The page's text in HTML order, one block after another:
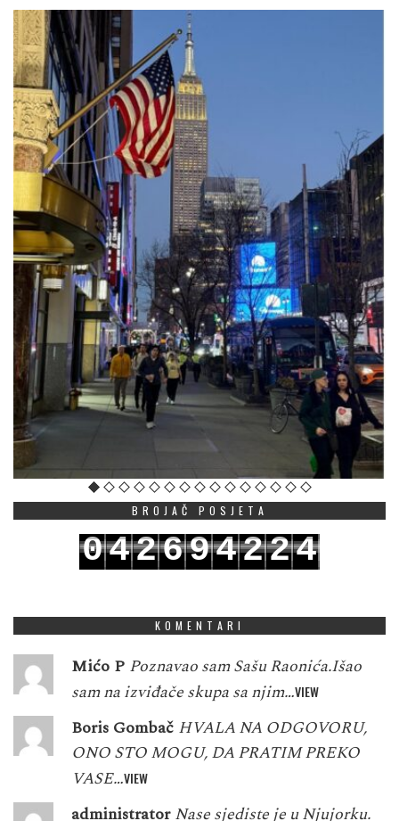
BROJAČ POSJETA
042694224
KOMENTARI
Mićo P Poznavao sam Sašu Raonića.Išao
sam na izviđače skupa sa njim…VIEW
Boris Gombač HVALA NA ODGOVORU,
ONO STO MOGU, DA PRATIM PREKO
VASE…VIEW
administrator Nase sjediste je u Njujorku.